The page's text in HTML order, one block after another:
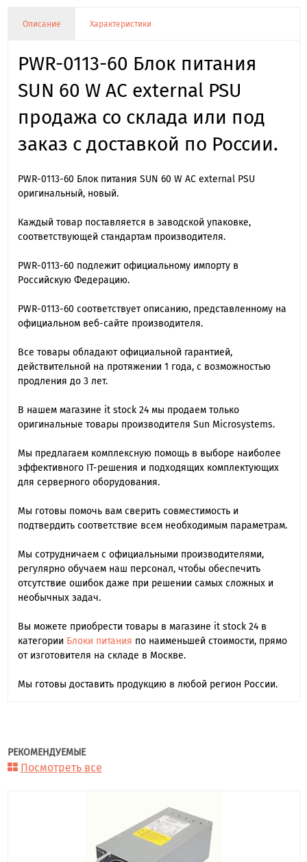
Описание Характеристики
PWR-0113-60 Блок питания
SUN 60 W AC external PSU
продажа со склада или под
заказ с доставкой по России.
PWR-0113-60 Блок питания SUN 60 W AC external PSU
оригинальный, новый.
Каждый товар поставляется в заводской упаковке,
соответствующей стандартам производителя.
PWR-0113-60 подлежит официальному импорту в
Российскую Федерацию.
PWR-0113-60 cоответствует описанию, представленному на
официальном веб-сайте производителя.
Все товары обладают официальной гарантией,
действительной на протяжении 1 года, с возможностью
продления до 3 лет.
В нашем магазине it stock 24 мы продаем только
оригинальные товары производителя Sun Microsystems.
Мы предлагаем комплексную помощь в выборе наиболее
эффективного IT-решения и подходящих комплектующих
для серверного оборудования.
Мы готовы помочь вам сверить совместимость и
подтвердить соответствие всем необходимым параметрам.
Мы сотрудничаем с официальными производителями,
регулярно обучаем наш персонал, чтобы обеспечить
отсутствие ошибок даже при решении самых сложных и
необычных задач.
Вы можете приобрести товары в магазине it stock 24 в
категории Блоки питания по наименьшей стоимости, прямо
от изготовителя на складе в Москве.
Мы готовы доставить продукцию в любой регион России.
РЕКОМЕНДУЕМЫЕ
Посмотреть все